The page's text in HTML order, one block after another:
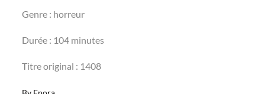
Genre : horreur
Durée : 104 minutes
Titre original : 1408